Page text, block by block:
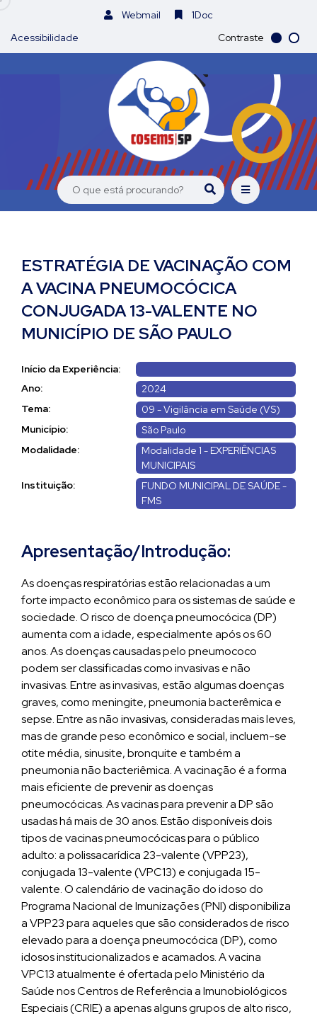
Webmail
1Doc
Acessibilidade
Contraste
ESTRATÉGIA DE VACINAÇÃO COM
A VACINA PNEUMOCÓCICA
CONJUGADA 13-VALENTE NO
MUNICÍPIO DE SÃO PAULO
Início da Experiência:
Ano:
2024
Tema:
09 - Vigilância em Saúde (VS)
Município:
São Paulo
Modalidade:
Modalidade 1 - EXPERIÊNCIAS
MUNICIPAIS
Instituição:
FUNDO MUNICIPAL DE SAÚDE -
FMS
Apresentação/Introdução:
As doenças respiratórias estão relacionadas a um
forte impacto econômico para os sistemas de saúde e
sociedade. O risco de doença pneumocócica (DP)
aumenta com a idade, especialmente após os 60
anos. As doenças causadas pelo pneumococo
podem ser classificadas como invasivas e não
invasivas. Entre as invasivas, estão algumas doenças
graves, como meningite, pneumonia bacterêmica e
sepse. Entre as não invasivas, consideradas mais leves,
mas de grande peso econômico e social, incluem-se
otite média, sinusite, bronquite e também a
pneumonia não bacteriêmica. A vacinação é a forma
mais eficiente de prevenir as doenças
pneumocócicas. As vacinas para prevenir a DP são
usadas há mais de 30 anos. Estão disponíveis dois
tipos de vacinas pneumocócicas para o público
adulto: a polissacarídica 23-valente (VPP23),
conjugada 13-valente (VPC13) e conjugada 15-
valente. O calendário de vacinação do idoso do
Programa Nacional de Imunizações (PNI) disponibiliza
a VPP23 para aqueles que são considerados de risco
elevado para a doença pneumocócica (DP), como
idosos institucionalizados e acamados. A vacina
VPC13 atualmente é ofertada pelo Ministério da
Saúde nos Centros de Referência a Imunobiológicos
Especiais (CRIE) a apenas alguns grupos de alto risco,